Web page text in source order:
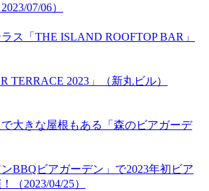
07/06）
ス「THE ISLAND ROOFTOP BAR」
TERRACE 2023」（新丸ビル）
大きな屋根もある「森のビアガーデ
BBQビアガーデン」で2023年初ビア
（2023/04/25）